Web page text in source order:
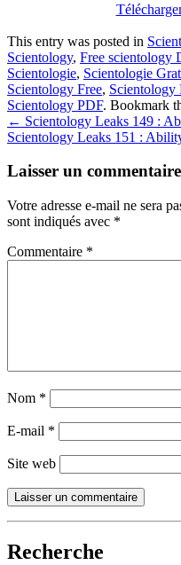
This entry was posted in
Scientology, Free scientology
Scientologie, Scientologie
Scientology Free, Scientology
Scientology PDF. Bookmark
Post
navigation
← Scientology Leaks 149 :
Scientology Leaks 151 :
Laisser un commentaire
Votre adresse e-mail ne sera
sont indiqués avec *
Commentaire *
Nom *
E-mail *
Site web
Recherche